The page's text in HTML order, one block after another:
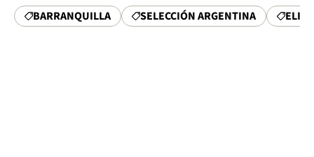
BARRANQUILLA SELECCIÓN ARGENTINA